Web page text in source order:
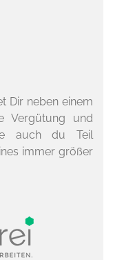
Dir neben einem
Vergütung und
auch du Teil
immer größer